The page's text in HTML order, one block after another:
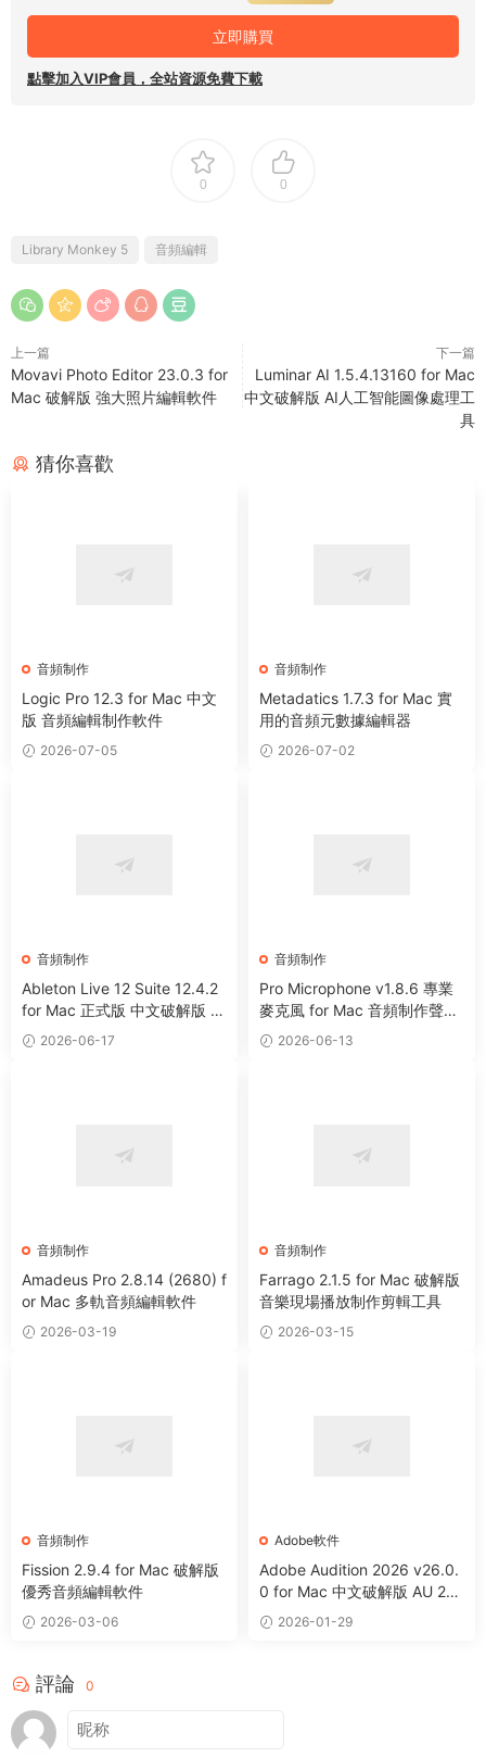
立即購買
點擊加入VIP會員，全站資源免費下載
0 0
Library Monkey 5 音頻編輯
上一篇
Movavi Photo Editor 23.0.3 for
Mac 破解版 強大照片編輯軟件
下一篇
Luminar AI 1.5.4.13160 for Mac
中文破解版 AI人工智能圖像處理工
具
猜你喜歡
音頻制作
Logic Pro 12.3 for Mac 中文
版 音頻編輯制作軟件
2026-07-05
音頻制作
Metadatics 1.7.3 for Mac 實
用的音頻元數據編輯器
2026-07-02
音頻制作
Ableton Live 12 Suite 12.4.2
for Mac 正式版 中文破解版 強
大音樂制作及演奏軟件
2026-06-17
音頻制作
Pro Microphone v1.8.6 專業
麥克風 for Mac 音頻制作聲音
處理工具
2026-06-13
音頻制作
Amadeus Pro 2.8.14 (2680) f
or Mac 多軌音頻編輯軟件
2026-03-19
音頻制作
Farrago 2.1.5 for Mac 破解版
音樂現場播放制作剪輯工具
2026-03-15
音頻制作
Fission 2.9.4 for Mac 破解版
優秀音頻編輯軟件
2026-03-06
Adobe軟件
Adobe Audition 2026 v26.0.
0 for Mac 中文破解版 AU 202
6 音頻編輯處理軟件
2026-01-29
評論 0